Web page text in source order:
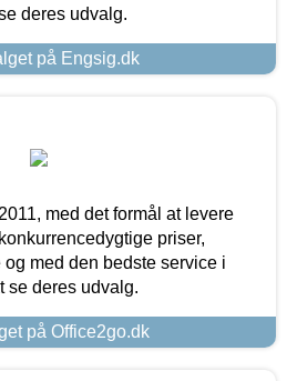
deres udvalg.
på Engsig.dk
med det formål at levere
priser,
og med den bedste service i
se deres udvalg.
på Office2go.dk